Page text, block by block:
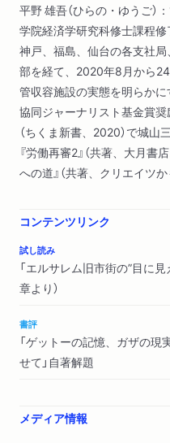
第二章 占領と抵抗の記憶
１ 土地の争い、ナショナリ
２ 悲劇の始まり――一九四
３ ハイジャックの〝女王?
オレンジ
４ 拡大するユダヤ人入植地
５ 占領を支えるシステム
６ オスロ合意再考
７ 形骸化するパレスチナ自
１ 右傾化と分断
２ 汚職疑惑と司法制度改
３ 台頭する「宗教シオニズム
４ ネタニヤフとシオニズム
５ ホロコーストと管理され
６ 「永遠の被害者」
平野 雄吾（ひらの・ゆうご
学院経済学研究科修士課程修
神戸、福島、仙台の各支社
部を経て、2020年8月から
管収容施設の実態を明らかに
協同ジャーナリスト基金賞奨
（ちくま新書、2020）で城
『労働再審2』（共著、大月書
への道』（共著、クリエイツ
コンテンツリンク
試し読み
「エルサレム旧市街の”目に見
章より）
書評
「ゲットーの記憶、ガザの
せて」自著解題
メディア情報